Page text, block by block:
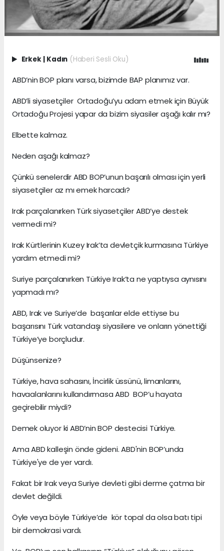
Erkek | Kadın (Haberi Sesli Oku)
ABD’nin BOP planı varsa, bizimde BAP planımız var.
ABD’li siyasetçiler Ortadoğu’yu adam etmek için Büyük
Ortadoğu Projesi yapar da bizim siyasiler aşağı kalır mı?
Elbette kalmaz.
Neden aşağı kalmaz?
Çünkü senelerdir ABD BOP’unun başarılı olması için yerli
siyasetçiler az mı emek harcadı?
Irak parçalanırken Türk siyasetçiler ABD’ye destek
vermedi mi?
Irak Kürtlerinin Kuzey Irak’ta devletçik kurmasına Türkiye
yardım etmedi mi?
Suriye parçalanırken Türkiye Irak’ta ne yaptıysa aynısını
yapmadı mı?
ABD, Irak ve Suriye’de başarılar elde ettiyse bu
başarısını Türk vatandaşı siyasilere ve onların yönettiği
Türkiye’ye borçludur.
Düşünsenize?
Türkiye, hava sahasını, İncirlik üssünü, limanlarını,
havaalanlarını kullandırmasa ABD BOP’u hayata
geçirebilir miydi?
Demek oluyor ki ABD’nin BOP destecisi Türkiye.
Ama ABD kalleşin önde gideni. ABD'nin BOP’unda
Türkiye'ye de yer vardı.
Fakat bir Irak veya Suriye devleti gibi derme çatma bir
devlet değildi.
Öyle veya böyle Türkiye’de kör topal da olsa batı tipi
bir demokrasi vardı.